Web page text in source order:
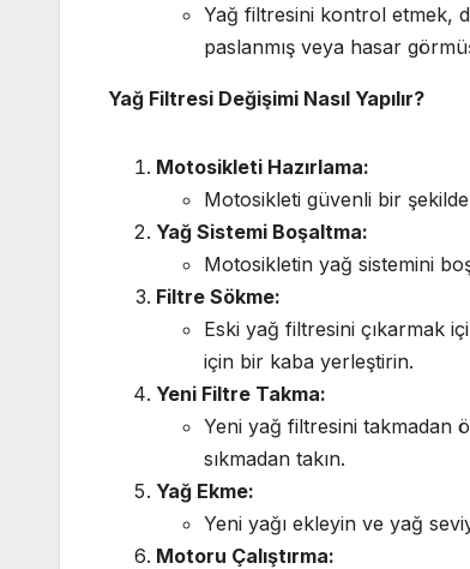
Yağ filtresini kontrol etmek,
paslanmış veya hasar
Yağ Filtresi Değişimi Nasıl Yapılır?
Motosikleti Hazırlama:
Motosikleti güvenli bir
Yağ Sistemi Boşaltma:
Motosikletin yağ sistemini
Filtre Sökme:
Eski yağ filtresini çıkarmak
için bir kaba yerleştirin.
Yeni Filtre Takma:
Yeni yağ filtresini takmadan
sıkmadan takın.
Yağ Ekme:
Yeni yağı ekleyin ve yağ
Motoru Çalıştırma: